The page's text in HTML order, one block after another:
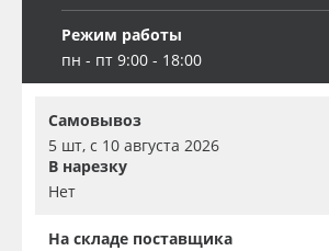
Режим работы
пн - пт 9:00 - 18:00
Самовывоз
5 шт, с 10 августа 2026
В нарезку
Нет
На складе поставщика